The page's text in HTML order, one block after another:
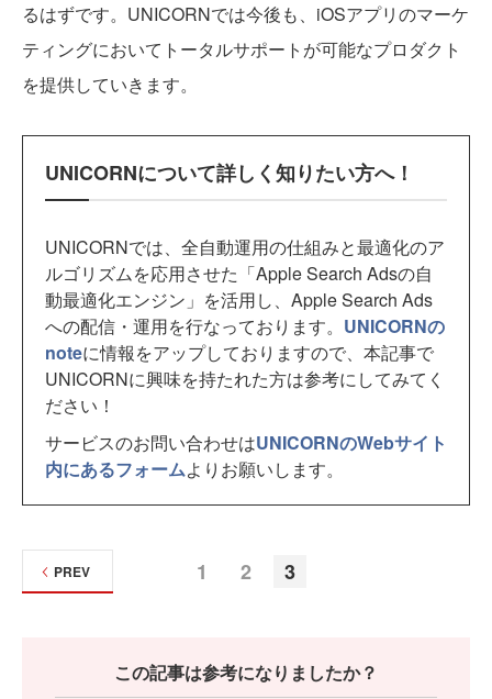
るはずです。UNICORNでは今後も、iOSアプリのマーケ
ティングにおいてトータルサポートが可能なプロダクト
を提供していきます。
UNICORNについて詳しく知りたい方へ！
UNICORNでは、全自動運用の仕組みと最適化のア
ルゴリズムを応用させた「Apple Search Adsの自
動最適化エンジン」を活用し、Apple Search Ads
への配信・運用を行なっております。 UNICORNの
noteに情報をアップしておりますので、本記事で
UNICORNに興味を持たれた方は参考にしてみてく
ださい！
サービスのお問い合わせはUNICORNのWebサイト
内にあるフォームよりお願いします。
1 2 3
PREV
この記事は参考になりましたか？